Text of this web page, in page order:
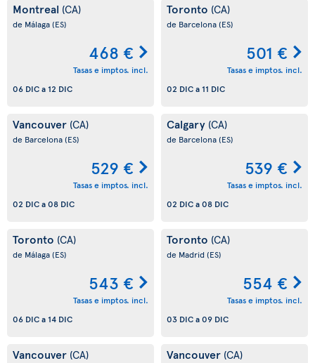
Montreal (CA)
de Málaga(ES)
468 €
Tasas e imptos. incl.
06 DICa 12 DIC
Toronto (CA)
de Barcelona(ES)
501 €
Tasas e imptos. incl.
02 DICa 11 DIC
Vancouver (CA)
de Barcelona(ES)
529 €
Tasas e imptos. incl.
02 DICa08 DIC
Calgary (CA)
de Barcelona(ES)
539 €
Tasas e imptos. incl.
02 DICa08 DIC
Toronto (CA)
de Málaga(ES)
543 €
Tasas e imptos. incl.
06 DICa 14 DIC
Toronto (CA)
de Madrid(ES)
554 €
Tasas e imptos. incl.
03 DICa09 DIC
Vancouver (CA) Vancouver (CA)